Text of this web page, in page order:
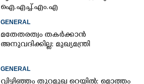
ഐ.എച്ച്.എം.എ
GENERAL
മതേതരത്വം തകർക്കാൻ
അനുവദിക്കില്ല: മുഖ്യമന്ത്രി
GENERAL